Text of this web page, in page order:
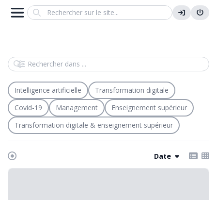
Search
Rechercher dans
Intelligence artificielle
Transformation digitale
Covid-19
Management
Enseignement supérieur
Transformation digitale & enseignement supérieur
Date